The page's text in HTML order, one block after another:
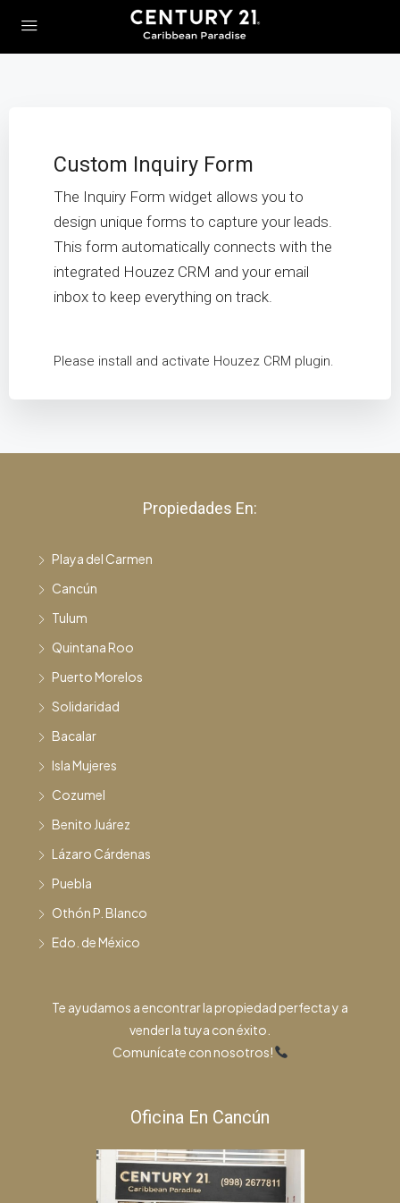
Custom Inquiry Form
The Inquiry Form widget allows you to
design unique forms to capture your leads.
This form automatically connects with the
integrated Houzez CRM and your email
inbox to keep everything on track.
Please install and activate Houzez CRM plugin.
Propiedades En:
Playa del Carmen
Cancún
Tulum
Quintana Roo
Puerto Morelos
Solidaridad
Bacalar
Isla Mujeres
Cozumel
Benito Juárez
Lázaro Cárdenas
Puebla
Othón P. Blanco
Edo. de México
Te ayudamos a encontrar la propiedad perfecta y a
vender la tuya con éxito.
Comunícate con nosotros!
Oficina En Cancún